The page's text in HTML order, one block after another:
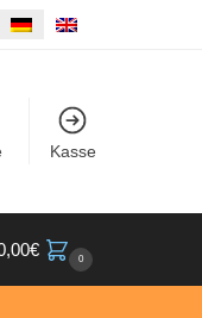
Kasse
€ 0